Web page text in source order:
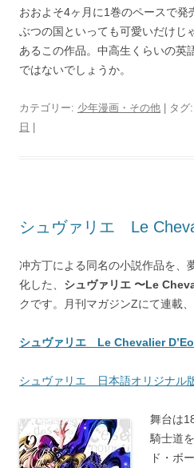
おおよそ4ヶ月に1巻のペースで発
ぶつの国といっても可愛いだけじ
あるこの作品。中高生くらいの英
ではないでしょうか。
カテゴリー: 少年漫画・その他 | タグ:
日
シュヴァリエ Le
冲方丁による同名の小説作品を、
化した、 シュヴァリエ 〜Le
クです。月刊マガジンZにて連載、
シュヴァリエ Le Chevalier
シュヴァリエ 日本語オリジナル
舞台は
騎士道
ド・ボ